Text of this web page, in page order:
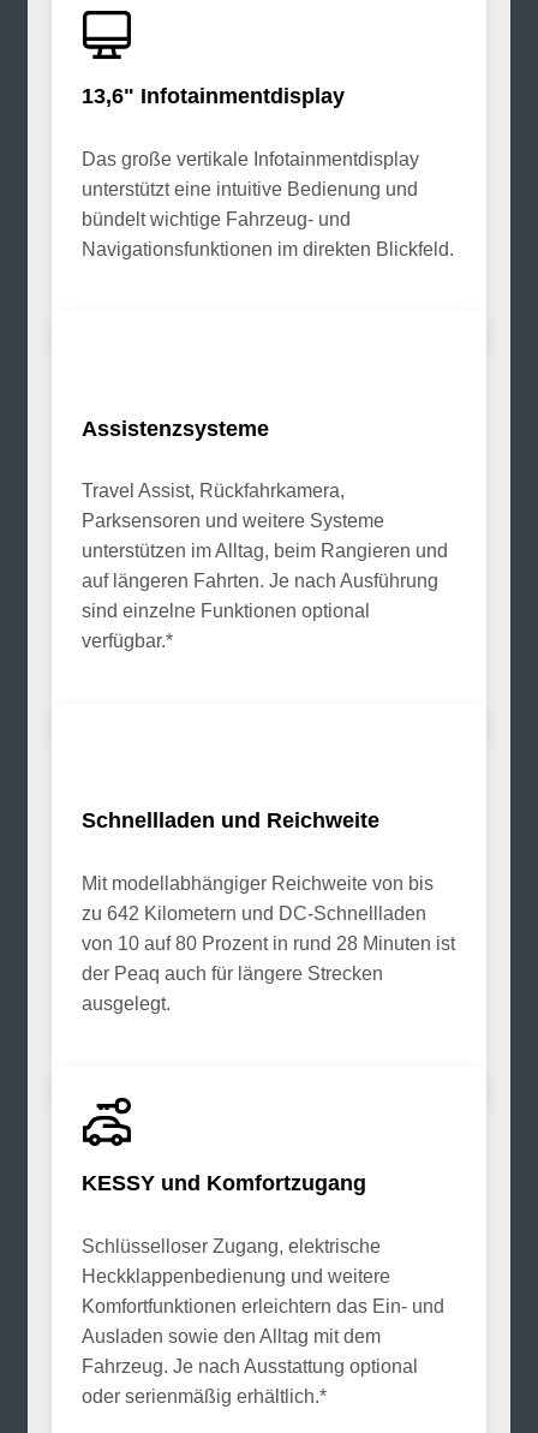
13,6" Infotainmentdisplay
Das große vertikale Infotainmentdisplay
unterstützt eine intuitive Bedienung und
bündelt wichtige Fahrzeug- und
Navigationsfunktionen im direkten Blickfeld.
Assistenzsysteme
Travel Assist, Rückfahrkamera,
Parksensoren und weitere Systeme
unterstützen im Alltag, beim Rangieren und
auf längeren Fahrten. Je nach Ausführung
sind einzelne Funktionen optional
verfügbar.*
Schnellladen und Reichweite
Mit modellabhängiger Reichweite von bis
zu 642 Kilometern und DC-Schnellladen
von 10 auf 80 Prozent in rund 28 Minuten ist
der Peaq auch für längere Strecken
ausgelegt.
KESSY und Komfortzugang
Schlüsselloser Zugang, elektrische
Heckklappenbedienung und weitere
Komfortfunktionen erleichtern das Ein- und
Ausladen sowie den Alltag mit dem
Fahrzeug. Je nach Ausstattung optional
oder serienmäßig erhältlich.*